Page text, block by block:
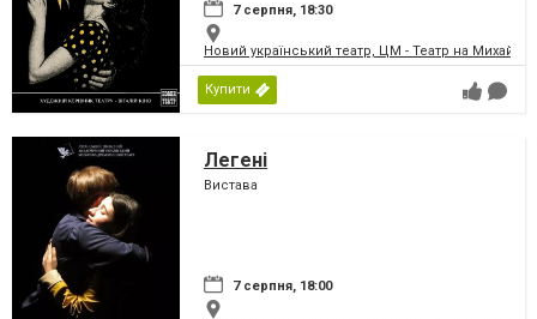
7 серпня, 18:30
Новий український театр, ЦМ - Театр на
Купити
Легені
Вистава
7 серпня, 18:00